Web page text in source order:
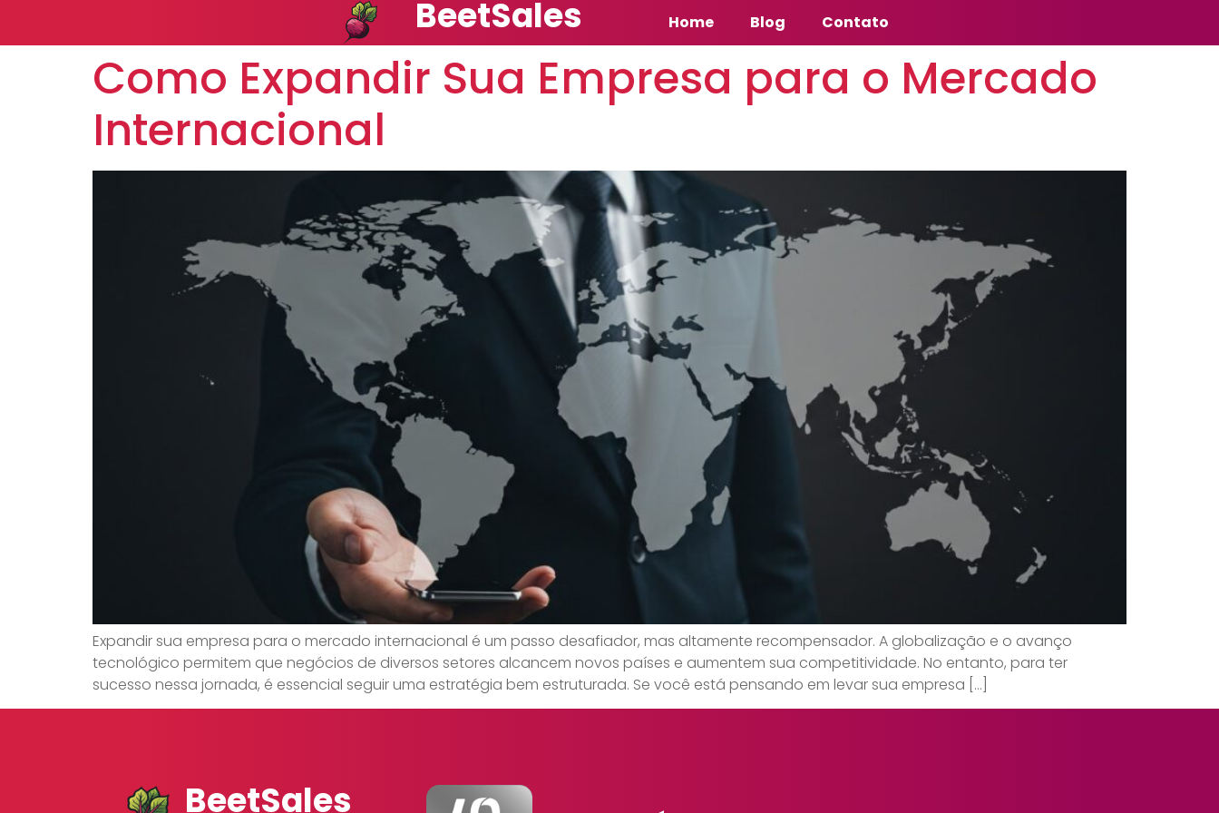
BeetSales Home Blog Contato
Como Expandir Sua Empresa para o Mercado
Internacional
Expandir sua empresa para o mercado internacional é um passo desafiador, mas altamente recompensador. A globalização e o avanço
tecnológico permitem que negócios de diversos setores alcancem novos países e aumentem sua competitividade. No entanto, para ter
sucesso nessa jornada, é essencial seguir uma estratégia bem estruturada. Se você está pensando em levar sua empresa […]
BeetSales